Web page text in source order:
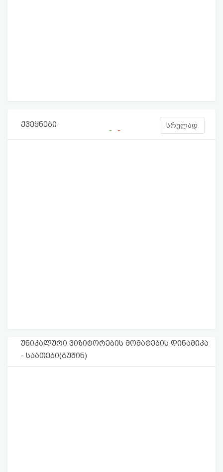
ქვეყნები სრულად
უნიკალური ვიზიტორების მომატების დინამიკა
- საათები(გუშინ)